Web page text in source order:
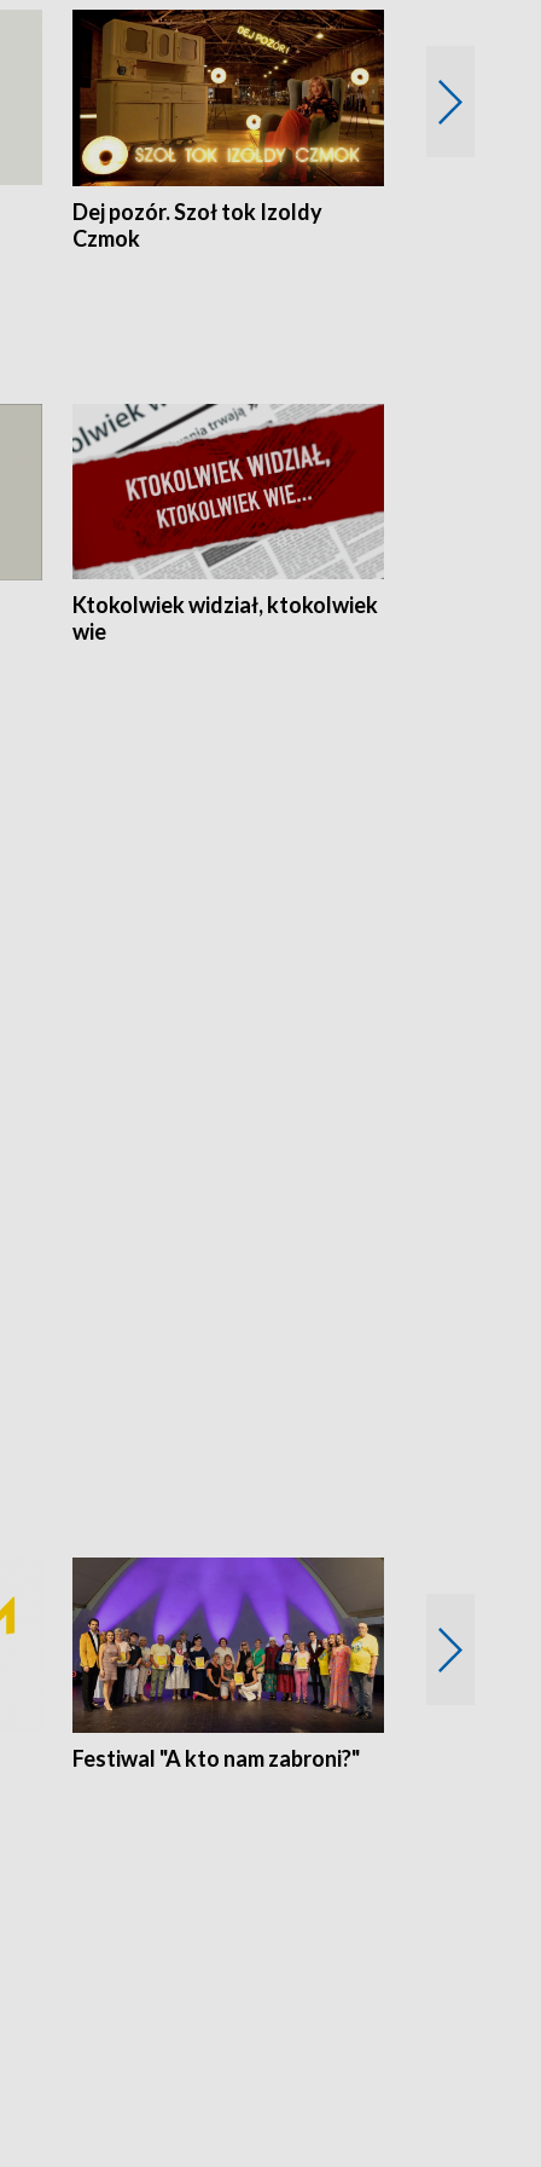
Dej pozór. Szoł tok Izoldy
Czmok
Ktokolwiek widział, ktokolwiek
wie
Festiwal "A kto nam zabroni?"